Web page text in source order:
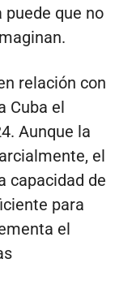
puede que no
relación con
Cuba el
Aunque la
el
capacidad de
para
el